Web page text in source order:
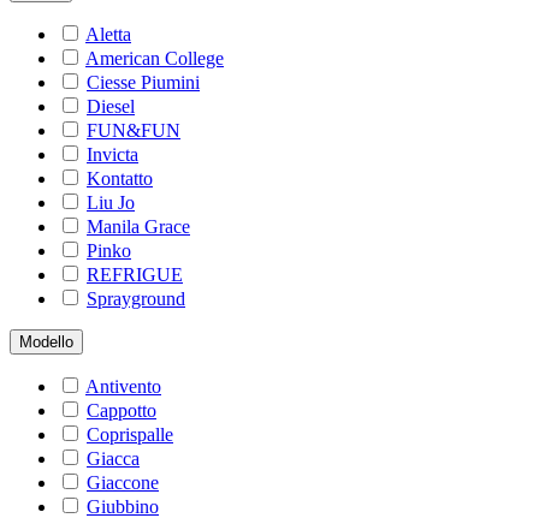
Aletta
American College
Ciesse Piumini
Diesel
FUN&FUN
Invicta
Kontatto
Liu Jo
Manila Grace
Pinko
REFRIGUE
Sprayground
Modello
Antivento
Cappotto
Coprispalle
Giacca
Giaccone
Giubbino